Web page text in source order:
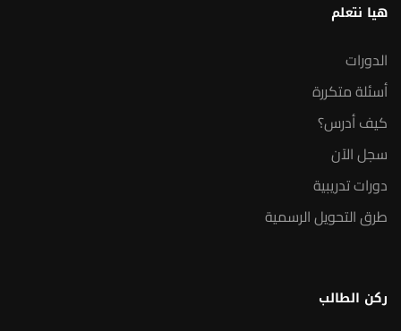
هيا نتعلم
الدورات
أسئلة متكررة
كيف أدرس؟
سجل الآن
دورات تدريبية
طرق التحويل الرسمية
ركن الطالب